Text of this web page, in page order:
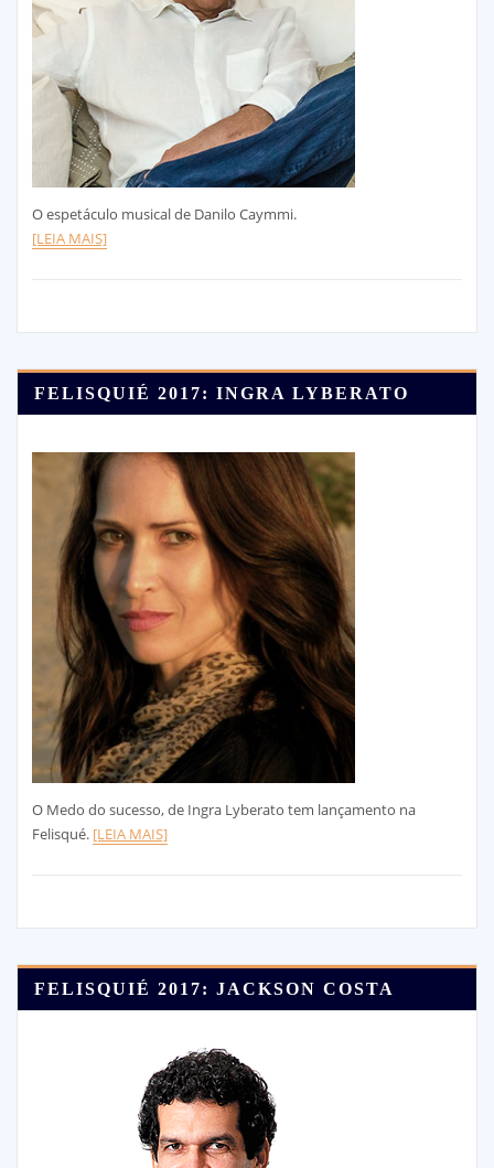
O espetáculo musical de Danilo Caymmi.
[LEIA MAIS]
FELISQUIÉ 2017: INGRA LYBERATO
O Medo do sucesso, de Ingra Lyberato tem lançamento na
Felisqué. [LEIA MAIS]
FELISQUIÉ 2017: JACKSON COSTA